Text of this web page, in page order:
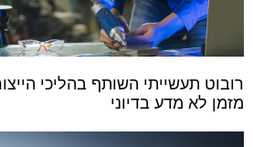
רובוט תעשייתי השותף בהליכי
מזמן לא מדע בדיוני